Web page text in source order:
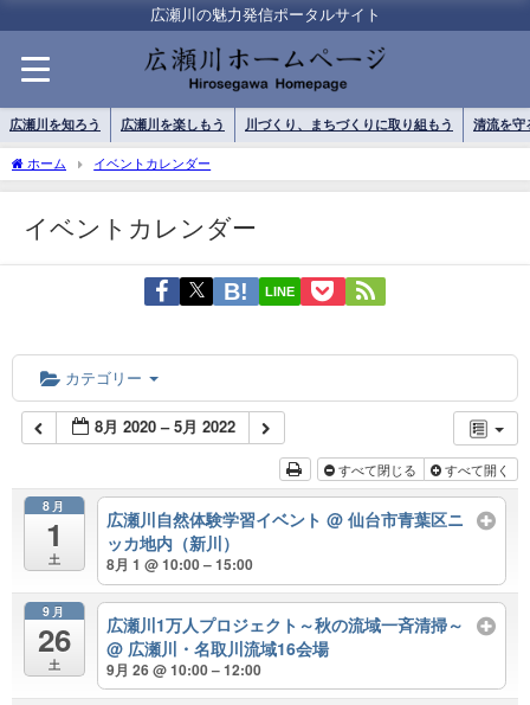
広瀬川の魅力発信ポータルサイト
広瀬川を知ろう 広瀬川を楽しもう 川づくり、まちづくりに取り組もう 清流を守
ホーム イベントカレンダー
イベントカレンダー
LINE
カテゴリー
8月 2020 – 5月 2022
すべて閉じる すべて開く
8月
1
土
広瀬川自然体験学習イベント@ 仙台市青葉区ニ
ッカ地内（新川）
8月 1 @ 10:00 – 15:00
9月
26
土
広瀬川1万人プロジェクト～秋の流域一斉清掃～
@ 広瀬川・名取川流域16会場
9月 26 @ 10:00 – 12:00